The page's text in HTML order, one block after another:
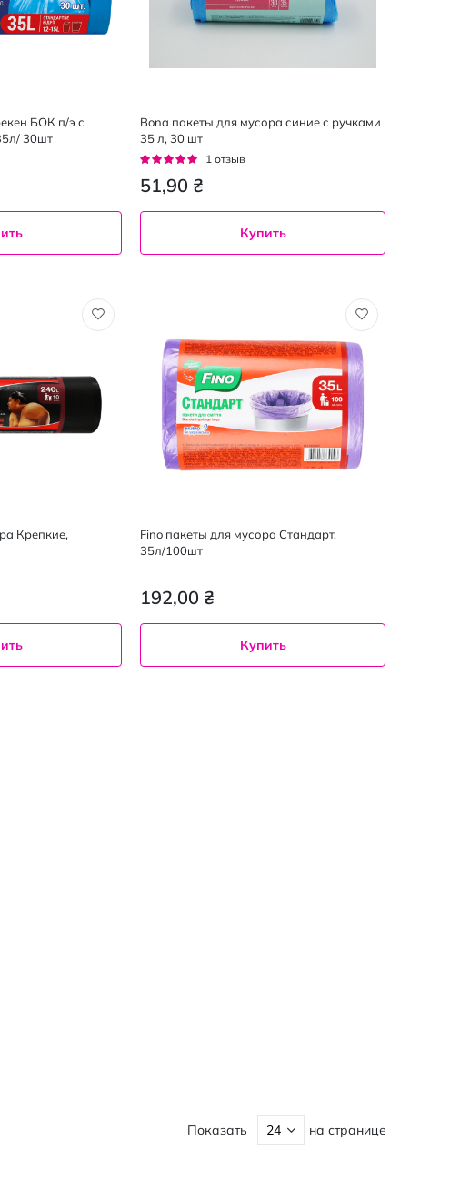
БОК п/э с
30шт
Bona пакеты для мусора синие с ручками
35 л, 30 шт
Рейтинг:
1отзыв
51,90 ₴
Купить
Крепкие,
Fino пакеты для мусора Стандарт,
35л/100шт
192,00 ₴
Купить
Показать на странице